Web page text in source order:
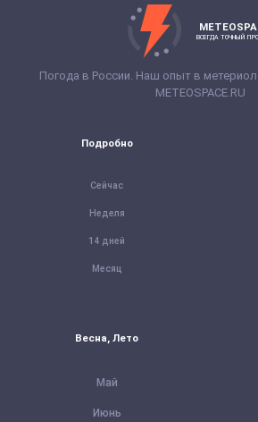
ВСЕГДА ТОЧНЫЙ
Погода в России. Наш опыт в
METEOSPACE.RU
Подробно
Сейчас
Неделя
14 дней
Месяц
Весна, Лето
Май
Июнь